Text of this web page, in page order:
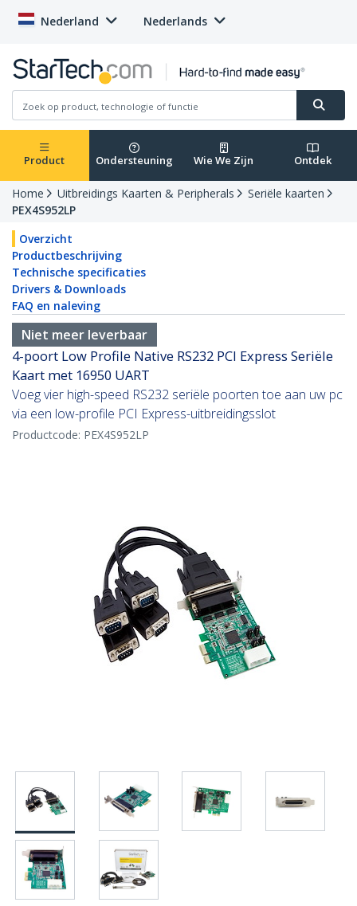
Nederland Nederlands
Product Ondersteuning Wie We Zijn Ontdek
Home Uitbreidings Kaarten & Peripherals
Seriële kaarten
PEX4S952LP
Overzicht
Productbeschrijving
Technische specificaties
Drivers & Downloads
FAQ en naleving
Niet meer leverbaar
4-poort Low Profile Native RS232 PCI Express Seriële
Kaart met 16950 UART
Voeg vier high-speed RS232 seriële poorten toe aan uw pc
via een low-profile PCI Express-uitbreidingsslot
Productcode: PEX4S952LP